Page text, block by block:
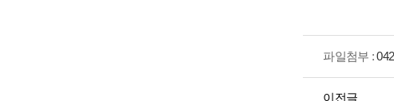
파일첨부 :
이전글